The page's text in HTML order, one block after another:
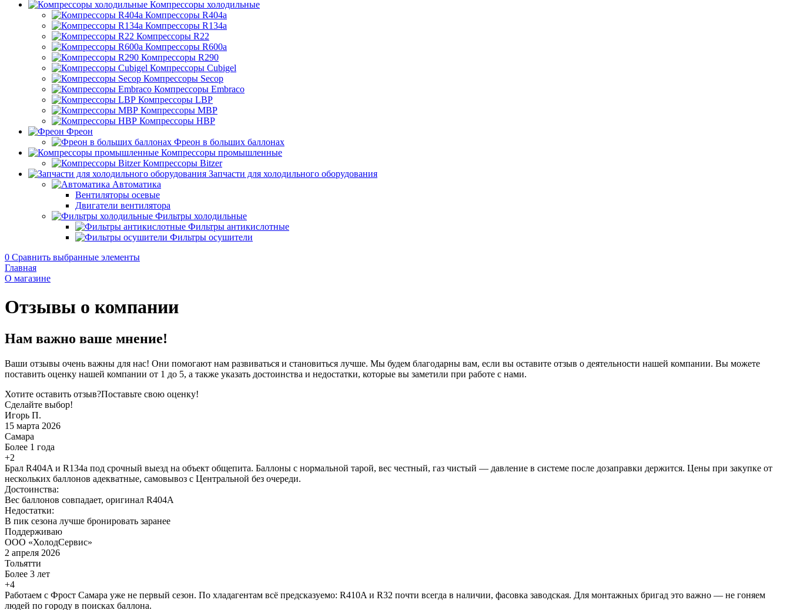
Компрессоры холодильные
Компрессоры R404a
Компрессоры R134a
Компрессоры R22
Компрессоры R600a
Компрессоры R290
Компрессоры Cubigel
Компрессоры Secop
Компрессоры Embraco
Компрессоры LBP
Компрессоры MBP
Компрессоры HBP
Фреон
Фреон в больших баллонах
Компрессоры промышленные
Компрессоры Bitzer
Запчасти для холодильного оборудования
Автоматика
Вентиляторы осевые
Двигатели вентилятора
Фильтры холодильные
Фильтры антикислотные
Фильтры осушители
0 Сравнить выбранные элементы
Главная
О магазине
Отзывы о компании
Нам важно ваше мнение!
Ваши отзывы очень важны для нас! Они помогают нам развиваться и становиться лучше. Мы будем благодарны вам, если вы оставите отзыв о деятельности нашей компании. Вы можете
поставить оценку нашей компании от 1 до 5, а также указать достоинства и недостатки, которые вы заметили при работе с нами.
Хотите оставить отзыв?Поставьте свою оценку!
Сделайте выбор!
Игорь П.
15 марта 2026
Самара
Более 1 года
+2
Брал R404A и R134a под срочный выезд на объект общепита. Баллоны с нормальной тарой, вес честный, газ чистый — давление в системе после дозаправки держится. Цены при закупке от
нескольких баллонов адекватные, самовывоз с Центральной без очереди.
Достоинства:
Вес баллонов совпадает, оригинал R404A
Недостатки:
В пик сезона лучше бронировать заранее
Поддерживаю
ООО «ХолодСервис»
2 апреля 2026
Тольятти
Более 3 лет
+4
Работаем с Фрост Самара уже не первый сезон. По хладагентам всё предсказуемо: R410A и R32 почти всегда в наличии, фасовка заводская. Для монтажных бригад это важно — не гоняем
людей по городу в поисках баллона.